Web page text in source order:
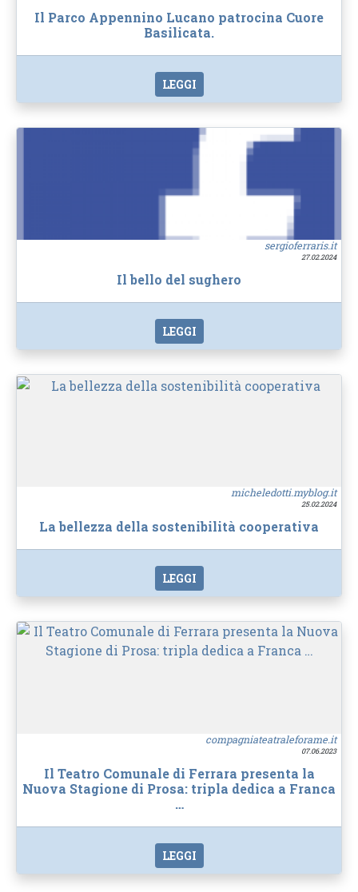
Il Parco Appennino Lucano patrocina Cuore
Basilicata.
LEGGI
sergioferraris.it
27.02.2024
Il bello del sughero
LEGGI
micheledotti.myblog.it
25.02.2024
La bellezza della sostenibilità cooperativa
LEGGI
compagniateatraleforame.it
07.06.2023
Il Teatro Comunale di Ferrara presenta la
Nuova Stagione di Prosa: tripla dedica a Franca
…
LEGGI